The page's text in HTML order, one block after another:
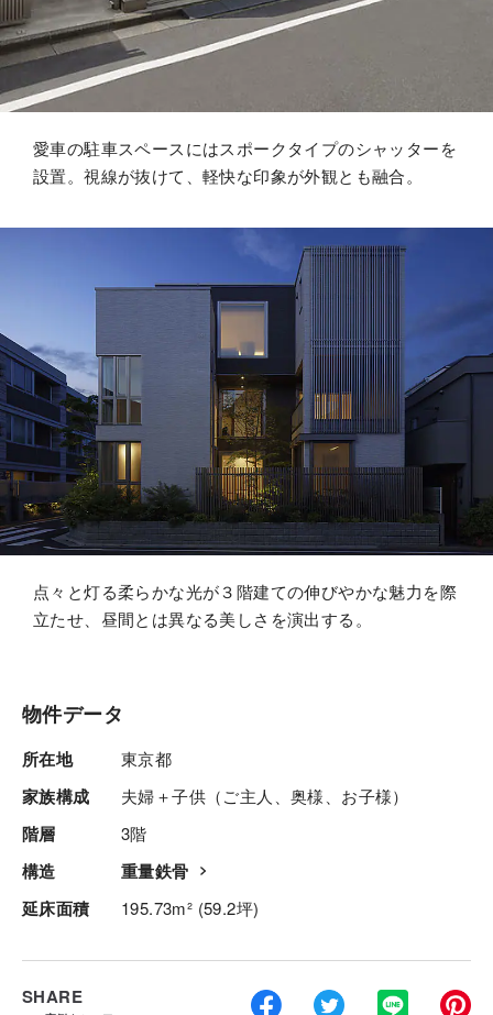
愛車の駐車スペースにはスポークタイプのシャッターを
設置。視線が抜けて、軽快な印象が外観とも融合。
点々と灯る柔らかな光が３階建ての伸びやかな魅力を際
立たせ、昼間とは異なる美しさを演出する。
物件データ
所在地 東京都
家族構成 夫婦＋子供（ご主人、奥様、お子様）
階層 3階
構造
重量鉄骨
延床面積
195.73m² (59.2坪)
SHARE